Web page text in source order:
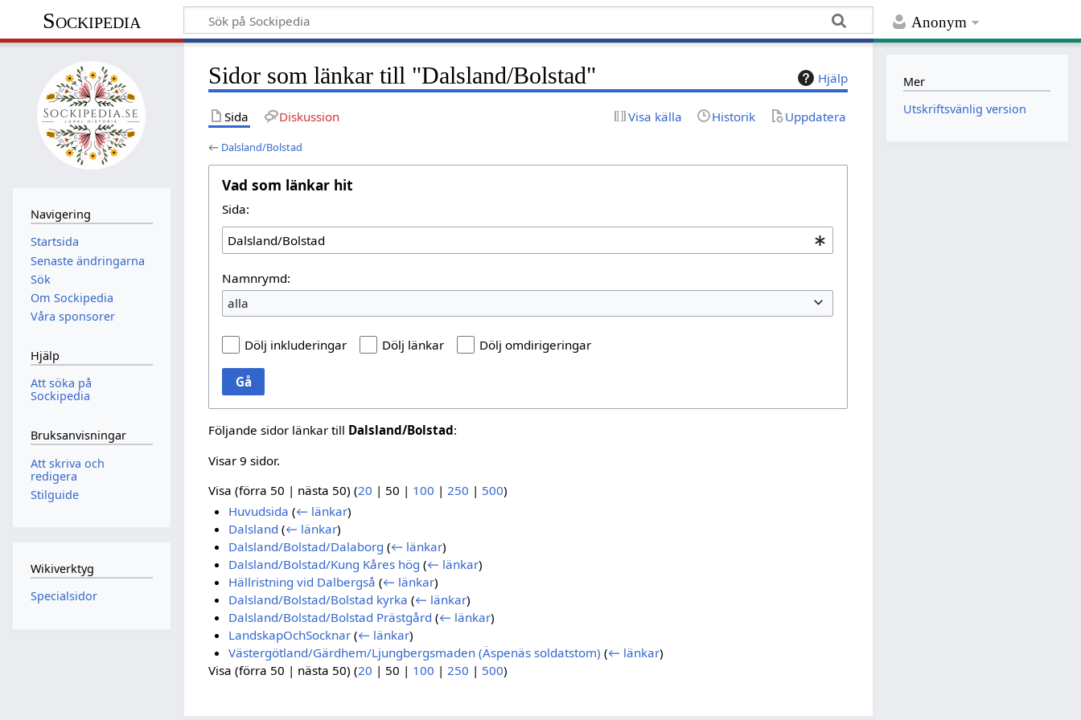
Anonym
Sockipedia
Hjälp
Sidor som länkar till "Dalsland/Bolstad"
Sida Diskussion Visa källa Historik Uppdatera
← Dalsland/Bolstad
Vad som länkar hit
Sida:
Namnrymd:
alla
Dölj inkluderingar Dölj länkar Dölj omdirigeringar
Gå
Följande sidor länkar till Dalsland/Bolstad:
Visar 9 sidor.
Visa (förra 50 | nästa 50) (20 | 50 | 100 | 250 | 500)
Huvudsida (← länkar)
Dalsland (← länkar)
Dalsland/Bolstad/Dalaborg (← länkar)
Dalsland/Bolstad/Kung Kåres hög (← länkar)
Hällristning vid Dalbergså (← länkar)
Dalsland/Bolstad/Bolstad kyrka (← länkar)
Dalsland/Bolstad/Bolstad Prästgård (← länkar)
LandskapOchSocknar (← länkar)
Västergötland/Gärdhem/Ljungbergsmaden (Äspenäs soldatstom) (← länkar)
Visa (förra 50 | nästa 50) (20 | 50 | 100 |250 | 500)
Navigering
Startsida
Senaste ändringarna
Sök
Om Sockipedia
Våra sponsorer
Hjälp
Att söka på
Sockipedia
Bruksanvisningar
Att skriva och
redigera
Stilguide
Wikiverktyg
Specialsidor
Mer
Utskriftsvänlig version